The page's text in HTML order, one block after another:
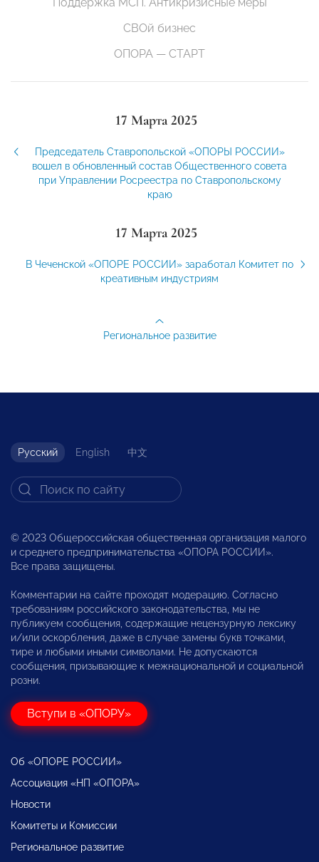
СВОй бизнес
ОПОРА — СТАРТ
17 Марта 2025
Председатель Ставропольской «ОПОРЫ РОССИИ»
вошел в обновленный состав Общественного совета
при Управлении Росреестра по Ставропольскому
краю
17 Марта 2025
В Чеченской «ОПОРЕ РОССИИ» заработал Комитет по
креативным индустриям
Региональное развитие
Русский English 中文
© 2023 Общероссийская общественная организация малого
и среднего предпринимательства «ОПОРА РОССИИ».
Все права защищены.
Комментарии на сайте проходят модерацию. Согласно
требованиям российского законодательства, мы не
публикуем сообщения, содержащие нецензурную лексику
и/или оскорбления, даже в случае замены букв точками,
тире и любыми иными символами. Не допускаются
сообщения, призывающие к межнациональной и социальной
розни.
Вступи в «ОПОРУ»
Об «ОПОРЕ РОССИИ»
Ассоциация «НП «ОПОРА»
Новости
Комитеты и Комиссии
Региональное развитие